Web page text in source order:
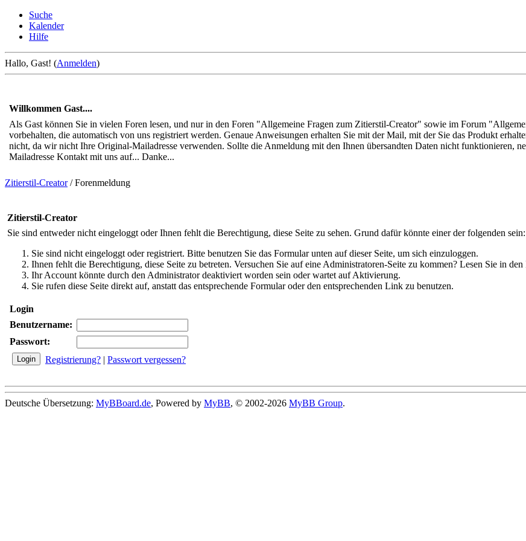
Suche
Kalender
Hilfe
Hallo, Gast! (Anmelden)
Willkommen Gast....
Als Gast können Sie in vielen Foren lesen, und nur in den Foren "Allgemeine Fragen zum Zitierstil-Creator" sowie im Forum
vorbehalten, die automatisch von uns registriert werden. Genaue Anweisungen erhalten Sie mit der Mail, mit der Sie das Produkt
nicht, da wir nicht Ihre Original-Mailadresse verwenden. Sollte die Anmeldung mit den Ihnen übersandten Daten nicht funktionieren,
Mailadresse Kontakt mit uns auf... Danke...
Zitierstil-Creator/Forenmeldung
Zitierstil-Creator
Sie sind entweder nicht eingeloggt oder Ihnen fehlt die Berechtigung, diese Seite zu sehen. Grund dafür könnte einer der folgenden sein:
Sie sind nicht eingeloggt oder registriert. Bitte benutzen Sie das Formular unten auf dieser Seite, um sich einzuloggen.
Ihnen fehlt die Berechtigung, diese Seite zu betreten. Versuchen Sie auf eine Administratoren-Seite zu kommen? Lesen Sie in
Ihr Account könnte durch den Administrator deaktiviert worden sein oder wartet auf Aktivierung.
Sie rufen diese Seite direkt auf, anstatt das entsprechende Formular oder den entsprechenden Link zu benutzen.
Login
Benutzername:
Passwort:
Registrierung? | Passwort vergessen?
Deutsche Übersetzung: MyBBoard.de, Powered by MyBB, © 2002-2026 MyBB Group.